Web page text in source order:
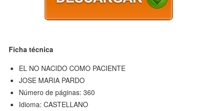
Ficha técnica
EL NO NACIDO COMO PACIENTE
JOSE MARIA PARDO
Número de páginas: 360
Idioma: CASTELLANO